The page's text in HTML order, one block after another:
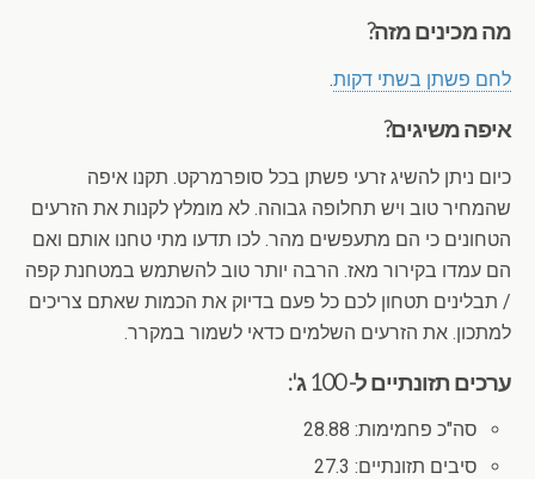
מה מכינים מזה?
לחם פשתן בשתי דקות.
איפה משיגים?
כיום ניתן להשיג זרעי פשתן בכל סופרמרקט. תקנו איפה
שהמחיר טוב ויש תחלופה גבוהה. לא מומלץ לקנות את הזרעים
הטחונים כי הם מתעפשים מהר. לכו תדעו מתי טחנו אותם ואם
הם עמדו בקירור מאז. הרבה יותר טוב להשתמש במטחנת קפה
/ תבלינים תטחון לכם כל פעם בדיוק את הכמות שאתם צריכים
למתכון. את הזרעים השלמים כדאי לשמור במקרר.
ערכים תזונתיים ל- 100 ג':
סה"כ פחמימות: 28.88
סיבים תזונתיים: 27.3